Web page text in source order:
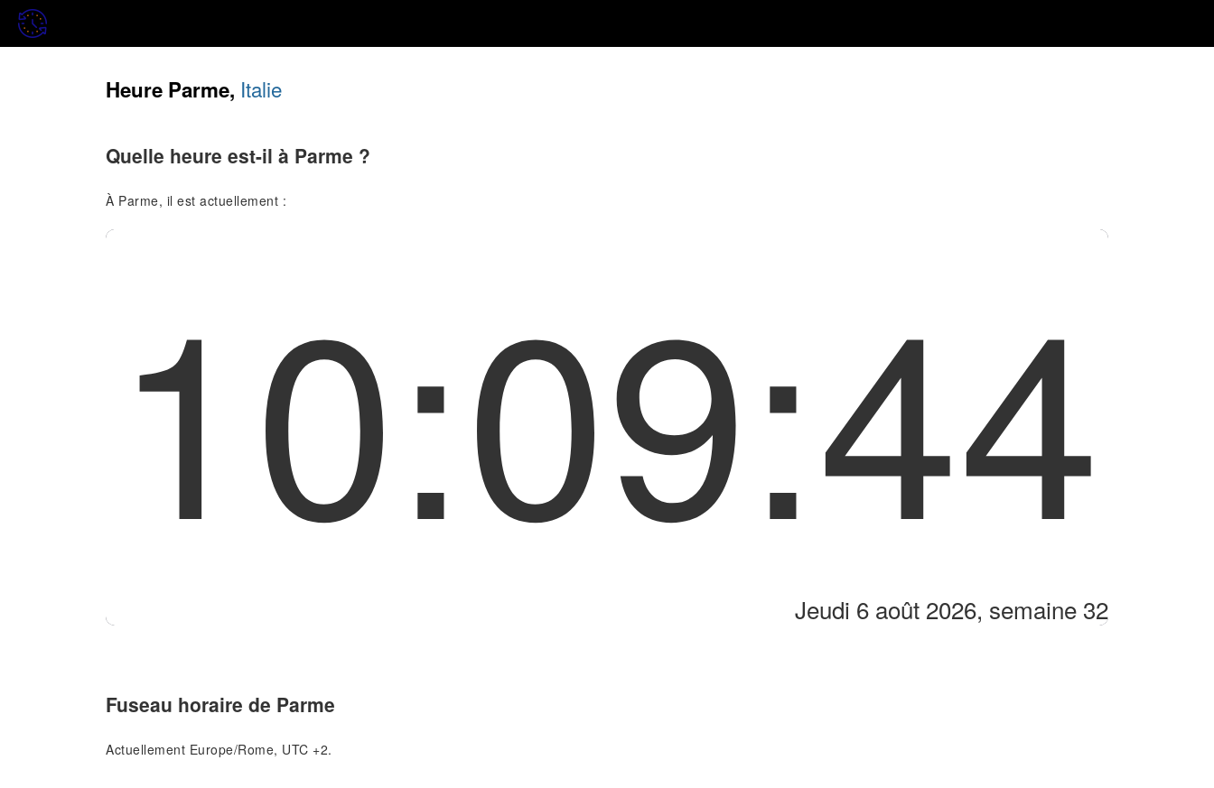
Heure Parme, Italie
Quelle heure est-il à Parme ?
À Parme, il est actuellement :
10:09:44
Jeudi 6 août 2026, semaine 32
Fuseau horaire de Parme
Actuellement Europe/Rome, UTC +2.